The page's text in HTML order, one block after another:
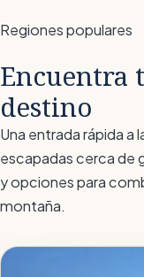
Regiones populares
Encuentra
destino
Una entrada rápida a
escapadas cerca de
y opciones para
montaña.